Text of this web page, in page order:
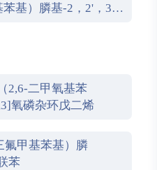
基）膦基-2，2'，3，
2,6-二甲氧基苯
氧磷杂环戊二烯
氟甲基苯基）膦
苯